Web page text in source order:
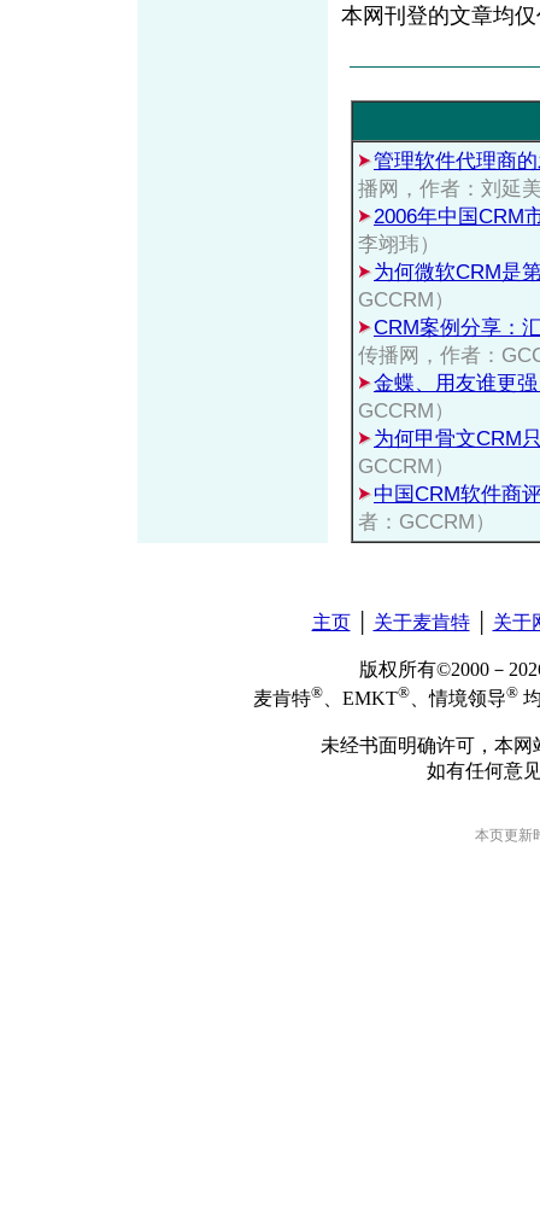
本网刊登的文章均
管理软件代理商
播网，作者：刘延
2006年中国CRM
李翊玮）
为何微软CRM是
GCCRM）
CRM案例分享：
传播网，作者：
金蝶、用友谁更
GCCRM）
为何甲骨文CRM
GCCRM）
中国CRM软件商
者：GCCRM）
主页│ 关于麦肯特│ 关于
版权所有©2000－
麦肯特® 、EMKT® 、情境领导®
未经书面明确许可，本
如有任何意
本页更新